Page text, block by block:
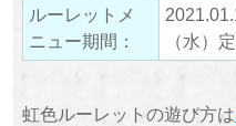
ルーレットメ
ニュー期間：
（水）
虹色ルーレットの遊び方は